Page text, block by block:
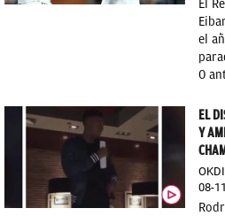
El
el
0
EL
Y
08-